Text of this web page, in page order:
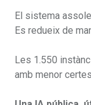
El sistema
Es redueix de
Les 1.550
amb menor